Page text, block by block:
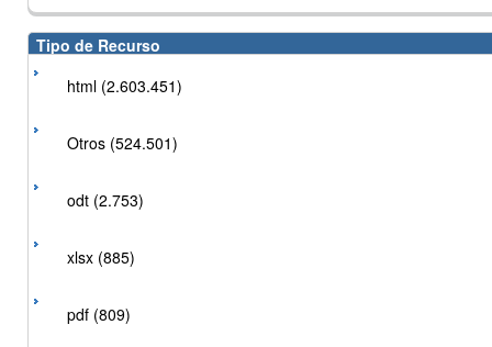
Tipo de Recurso
html (2.603.451)
Otros (524.501)
odt (2.753)
xlsx (885)
pdf (809)